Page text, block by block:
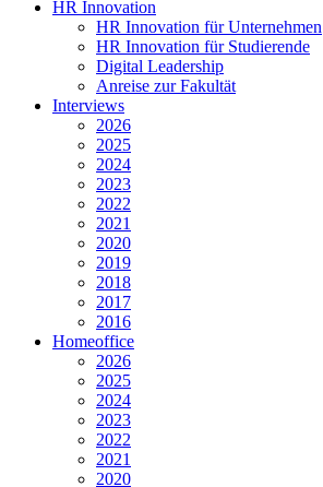
HR Innovation
HR Innovation für Unternehmen
HR Innovation für Studierende
Digital Leadership
Anreise zur Fakultät
Interviews
2026
2025
2024
2023
2022
2021
2020
2019
2018
2017
2016
Homeoffice
2026
2025
2024
2023
2022
2021
2020